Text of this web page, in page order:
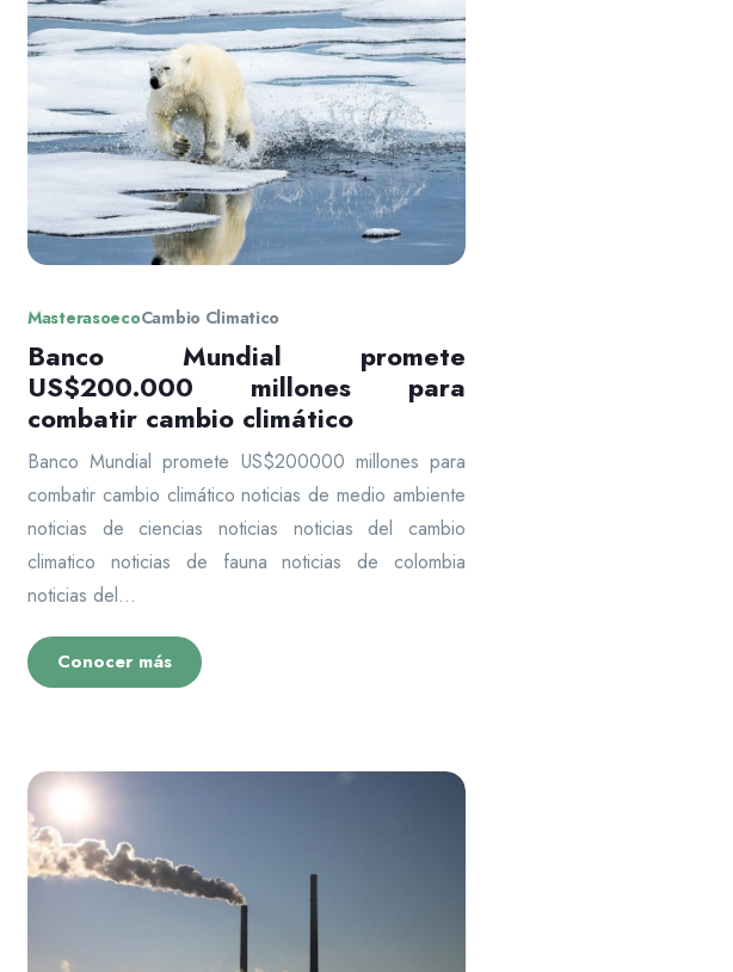
MasterasoecoCambio Climatico
Banco Mundial promete
US$200.000 millones para
combatir cambio climático
Banco Mundial promete US$200000 millones para
combatir cambio climático noticias de medio ambiente
noticias de ciencias noticias noticias del cambio
climatico noticias de fauna noticias de colombia
noticias del...
Conocer más